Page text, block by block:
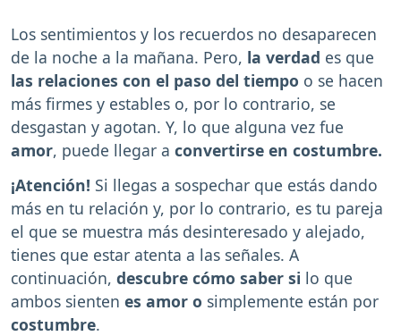
Los sentimientos y los recuerdos no desaparecen
de la noche a la mañana. Pero, la verdad es que
las relaciones con el paso del tiempo o se hacen
más firmes y estables o, por lo contrario, se
desgastan y agotan. Y, lo que alguna vez fue
amor, puede llegar a convertirse en costumbre.
¡Atención! Si llegas a sospechar que estás dando
más en tu relación y, por lo contrario, es tu pareja
el que se muestra más desinteresado y alejado,
tienes que estar atenta a las señales. A
continuación, descubre cómo saber si lo que
ambos sienten es amor o simplemente están por
costumbre.